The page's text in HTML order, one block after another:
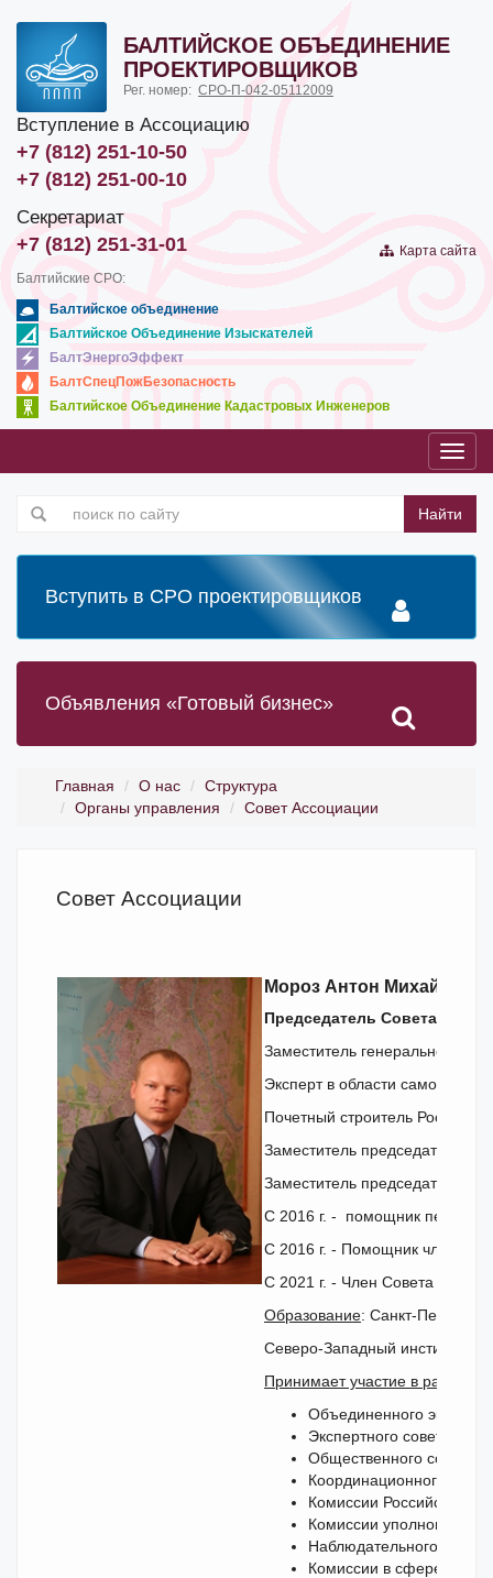
БАЛТИЙСКОЕ ОБЪЕДИНЕНИЕ
ПРОЕКТИРОВЩИКОВ
Рег. номер: СРО-П-042-05112009
Вступление в Ассоциацию
+7 (812) 251-10-50
+7 (812) 251-00-10
Секретариат
+7 (812) 251-31-01
Карта сайта
Балтийские СРО:
Балтийское объединение
Балтийское Объединение Изыскателей
БалтЭнергоЭффект
БалтСпецПожБезопасность
Балтийское Объединение Кадастровых Инженеров
Найти
Вступить в СРО проектировщиков
Объявления «Готовый бизнес»
Главная О нас
Структура
Органы управления
Совет Ассоциации
Совет Ассоциации
Мороз Антон Михайлович
Председатель Совета
Заместитель генерального
Эксперт в области
Почетный строитель России,
Заместитель председателя
Заместитель председателя
C 2016 г. - помощник первого
C 2016 г. - Помощник члена
С 2021 г. - Член Совета РСС,
Образование: Санкт-
Северо-Западный институт
Принимает участие в работе:
Объединенного
Экспертного совета
Общественного совета
Координационного
Комиссии Российского
Комиссии
Наблюдательного
Комиссии в сфере